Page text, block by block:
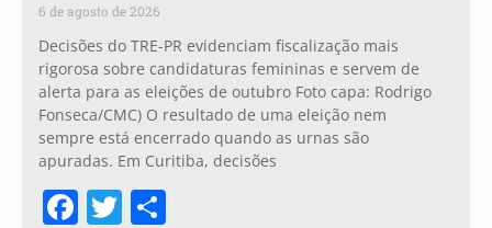
6 de agosto de 2026
Decisões do TRE-PR evidenciam fiscalização mais
rigorosa sobre candidaturas femininas e servem de
alerta para as eleições de outubro Foto capa: Rodrigo
Fonseca/CMC) O resultado de uma eleição nem
sempre está encerrado quando as urnas são
apuradas. Em Curitiba, decisões
Facebook
Twitter